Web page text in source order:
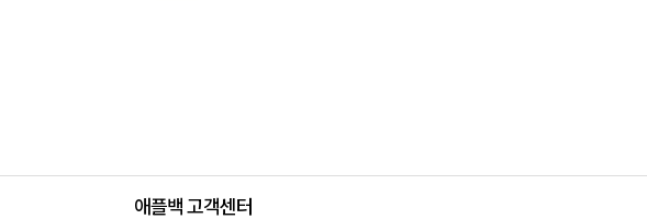
애플백 고객센터